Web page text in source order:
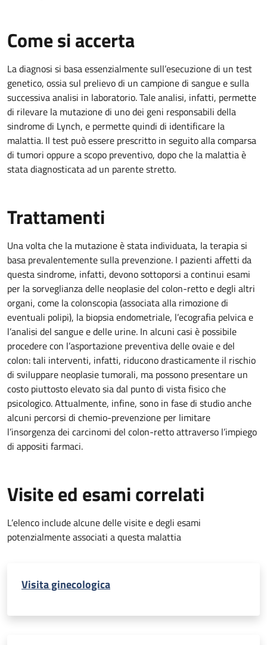
Come si accerta
La diagnosi si basa essenzialmente sull’esecuzione di un test
genetico, ossia sul prelievo di un campione di sangue e sulla
successiva analisi in laboratorio. Tale analisi, infatti, permette
di rilevare la mutazione di uno dei geni responsabili della
sindrome di Lynch, e permette quindi di identificare la
malattia. Il test può essere prescritto in seguito alla comparsa
di tumori oppure a scopo preventivo, dopo che la malattia è
stata diagnosticata ad un parente stretto.
Trattamenti
Una volta che la mutazione è stata individuata, la terapia si
basa prevalentemente sulla prevenzione. I pazienti affetti da
questa sindrome, infatti, devono sottoporsi a continui esami
per la sorveglianza delle neoplasie del colon-retto e degli altri
organi, come la colonscopia (associata alla rimozione di
eventuali polipi), la biopsia endometriale, l’ecografia pelvica e
l’analisi del sangue e delle urine. In alcuni casi è possibile
procedere con l’asportazione preventiva delle ovaie e del
colon: tali interventi, infatti, riducono drasticamente il rischio
di sviluppare neoplasie tumorali, ma possono presentare un
costo piuttosto elevato sia dal punto di vista fisico che
psicologico. Attualmente, infine, sono in fase di studio anche
alcuni percorsi di chemio-prevenzione per limitare
l’insorgenza dei carcinomi del colon-retto attraverso l’impiego
di appositi farmaci.
Visite ed esami correlati
L’elenco include alcune delle visite e degli esami
potenzialmente associati a questa malattia
Visita ginecologica